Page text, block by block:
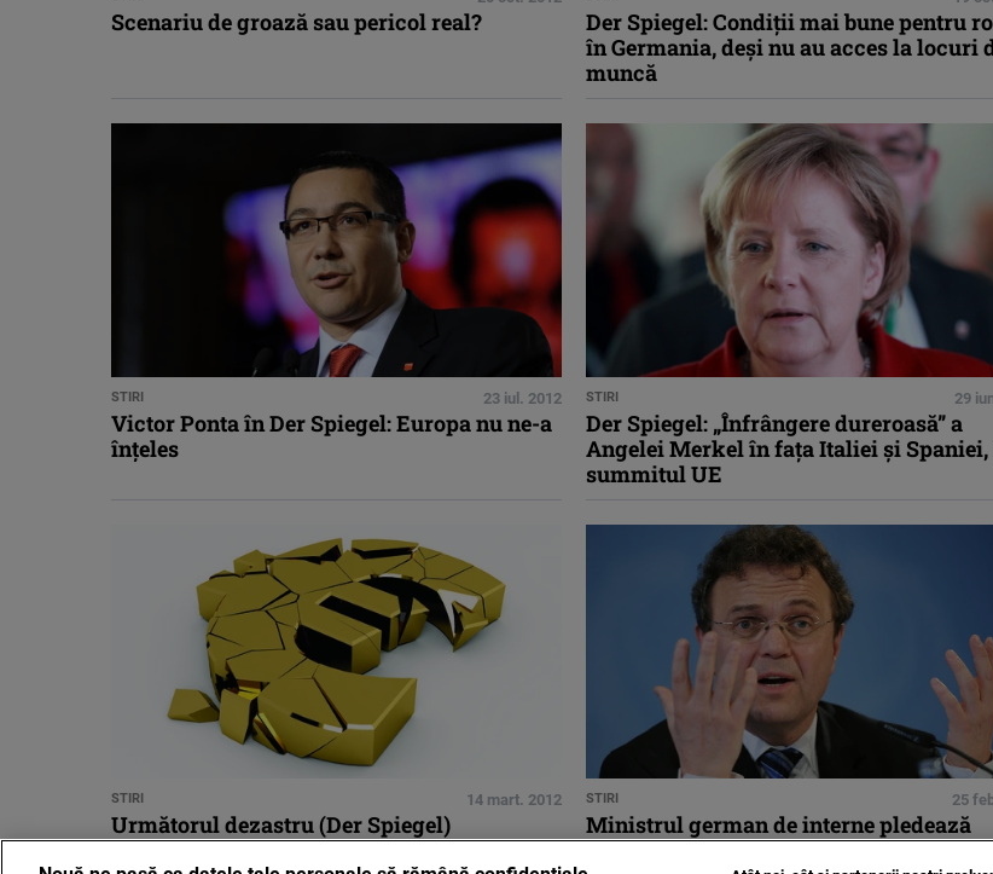
Scenariu de groază sau pericol real?
Der Spiegel: Condiţii mai bune pentru
în Germania, deşi nu au acces la locuri
muncă
STIRI 23 iul. 2012
Victor Ponta în Der Spiegel: Europa nu ne-a
înţeles
STIRI 29
Der Spiegel: „Înfrângere dureroasă” a
Angelei Merkel în faţa Italiei şi Spaniei,
summitul UE
STIRI 14 mart. 2012
Următorul dezastru (Der Spiegel)
STIRI 25
Ministrul german de interne pledează
pentru ieşirea Greciei din Zona euro